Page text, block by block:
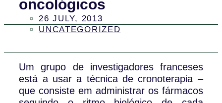
oncológicos
26 JULY, 2013
UNCATEGORIZED
Um grupo de investigadores franceses
está a usar a técnica de cronoterapia –
que consiste em administrar os fármacos